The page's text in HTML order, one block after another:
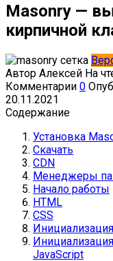
Masonry —
кирпичной
Автор Алексей На
Комментарии 0
20.11.2021
Содержание
Установка
Скачать
CDN
Менеджеры
Начало работы
HTML
CSS
JavaScript